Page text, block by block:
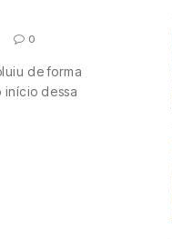
0
de forma
início dessa